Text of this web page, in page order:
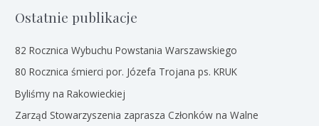
Macierzy
Ostatnie publikacje
82 Rocznica Wybuchu Powstania Warszawskiego
80 Rocznica śmierci por. Józefa Trojana ps. KRUK
Byliśmy na Rakowieckiej
Zarząd Stowarzyszenia zaprasza Członków na Walne